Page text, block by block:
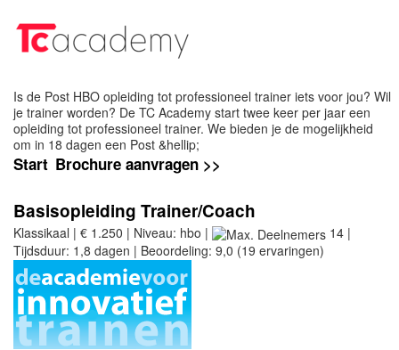
Is de Post HBO opleiding tot professioneel trainer iets voor jou? Wil
je trainer worden? De TC Academy start twee keer per jaar een
opleiding tot professioneel trainer. We bieden je de mogelijkheid
om in 18 dagen een Post &hellip;
Start Brochure aanvragen >>
Basisopleiding Trainer/Coach
Klassikaal | € 1.250 | Niveau: hbo |
14 |
Tijdsduur: 1,8 dagen | Beoordeling: 9,0 (19 ervaringen)